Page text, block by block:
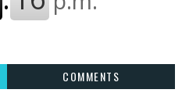
COMMENTS